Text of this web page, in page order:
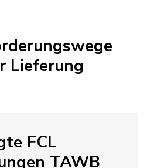
Lieferung
FCL
TAWB